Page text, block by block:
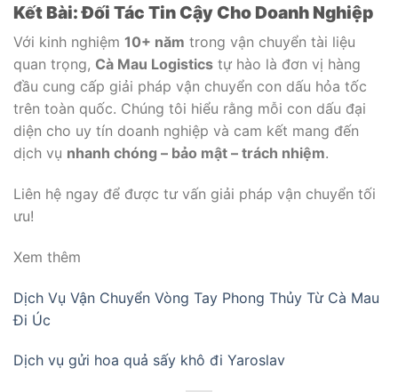
Kết Bài: Đối Tác Tin Cậy Cho Doanh Nghiệp
Với kinh nghiệm 10+ năm trong vận chuyển tài liệu
quan trọng, Cà Mau Logistics tự hào là đơn vị hàng
đầu cung cấp giải pháp vận chuyển con dấu hỏa tốc
trên toàn quốc. Chúng tôi hiểu rằng mỗi con dấu đại
diện cho uy tín doanh nghiệp và cam kết mang đến
dịch vụ nhanh chóng – bảo mật – trách nhiệm.
Liên hệ ngay để được tư vấn giải pháp vận chuyển tối
ưu!
Xem thêm
Dịch Vụ Vận Chuyển Vòng Tay Phong Thủy Từ Cà Mau
Đi Úc
Dịch vụ gửi hoa quả sấy khô đi Yaroslav